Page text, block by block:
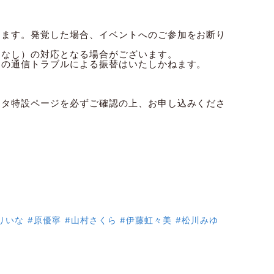
す。発覚した場合、イベントへのご参加をお断り
し）の対応となる場合がございます。
通信トラブルによる振替はいたしかねます。
特設ページを必ずご確認の上、お申し込みくださ
いな #原優寧 #山村さくら #伊藤虹々美 #松川みゆ